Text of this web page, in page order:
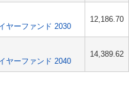
ヤーファンド 2030
12,186.70
ヤーファンド 2040
14,389.62